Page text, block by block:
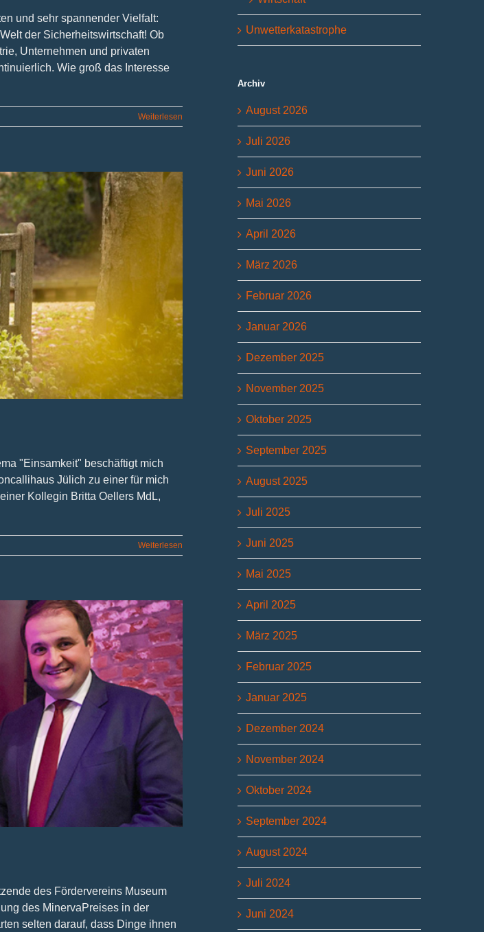
und sehr spannender Vielfalt:
der Sicherheitswirtschaft! Ob
Unternehmen und privaten
Wie groß das Interesse
Weiterlesen
"Einsamkeit" beschäftigt mich
Jülich zu einer für mich
Kollegin Britta Oellers MdL,
Weiterlesen
des Fördervereins Museum
des MinervaPreises in der
selten darauf, dass Dinge ihnen
Unwetterkatastrophe
Archiv
August 2026
Juli 2026
Juni 2026
Mai 2026
April 2026
März 2026
Februar 2026
Januar 2026
Dezember 2025
November 2025
Oktober 2025
September 2025
August 2025
Juli 2025
Juni 2025
Mai 2025
April 2025
März 2025
Februar 2025
Januar 2025
Dezember 2024
November 2024
Oktober 2024
September 2024
August 2024
Juli 2024
Juni 2024